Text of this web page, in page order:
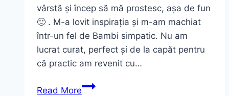
vârstă și încep să mă prostesc, așa de fun
🙂 . M-a lovit inspirația și m-am machiat
într-un fel de Bambi simpatic. Nu am
lucrat curat, perfect și de la capăt pentru
că practic am revenit cu…
Read MoreSimple